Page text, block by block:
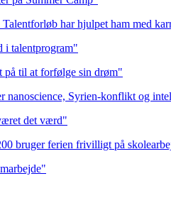
har hjulpet ham med
i talentprogram"
til at forfølge sin drøm"
nanoscience, Syrien-konflikt og
det værd"
bruger ferien frivilligt på